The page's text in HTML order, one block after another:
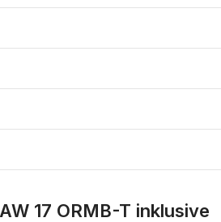
17 ORMB-T inklusive